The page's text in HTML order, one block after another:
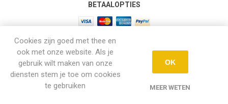
BETAALOPTIES
Powered bynopCommerce
Copyright ; 2026 Leaves with hugs. Alle rechten
Cookies zijn goed met thee en
ook met onze website. Als je
gebruik wilt maken van onze
diensten stem je toe om cookies
te gebruiken
OK
MEER WETEN